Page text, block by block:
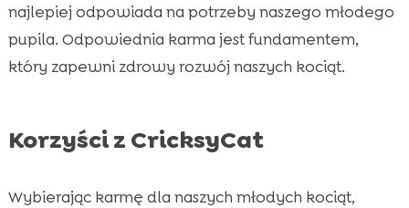
najlepiej odpowiada na potrzeby naszego młodego
pupila. Odpowiednia karma jest fundamentem,
który zapewni zdrowy rozwój naszych kociąt.
Korzyści z CricksyCat
Wybierając karmę dla naszych młodych kociąt,